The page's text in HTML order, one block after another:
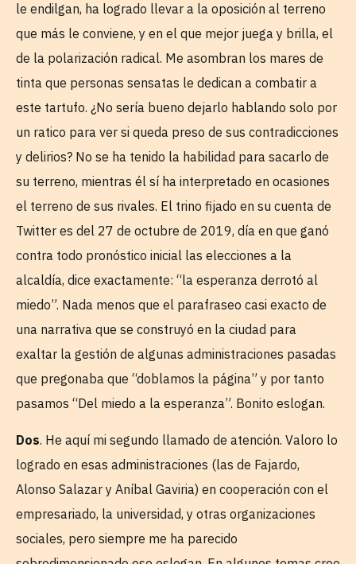
le endilgan, ha logrado llevar a la oposición al terreno
que más le conviene, y en el que mejor juega y brilla, el
de la polarización radical. Me asombran los mares de
tinta que personas sensatas le dedican a combatir a
este tartufo. ¿No sería bueno dejarlo hablando solo por
un ratico para ver si queda preso de sus contradicciones
y delirios? No se ha tenido la habilidad para sacarlo de
su terreno, mientras él sí ha interpretado en ocasiones
el terreno de sus rivales. El trino fijado en su cuenta de
Twitter es del 27 de octubre de 2019, día en que ganó
contra todo pronóstico inicial las elecciones a la
alcaldía, dice exactamente: “la esperanza derrotó al
miedo”. Nada menos que el parafraseo casi exacto de
una narrativa que se construyó en la ciudad para
exaltar la gestión de algunas administraciones pasadas
que pregonaba que “doblamos la página” y por tanto
pasamos “Del miedo a la esperanza”. Bonito eslogan.
Dos. He aquí mi segundo llamado de atención. Valoro lo
logrado en esas administraciones (las de Fajardo,
Alonso Salazar y Aníbal Gaviria) en cooperación con el
empresariado, la universidad, y otras organizaciones
sociales, pero siempre me ha parecido